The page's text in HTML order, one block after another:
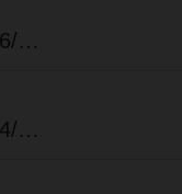
東京ミドル層ボードゲーム会 6/18(日)【500円】【北里研究所バス停徒歩2分/白金高輪駅12分】
東京ミドル層ボードゲーム会 4/8(土)【500円】【白金高輪徒歩10分/三田五丁目バス停1分】【途中参加途中抜けOK】